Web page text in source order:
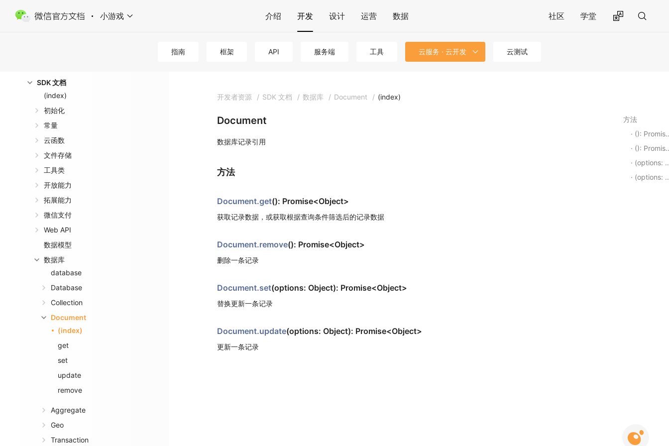
小游戏 介绍 开发 设计 运营 数据 社区 学堂
指南 框架 API 服务端 工具 云服务 · 云开发 云测试
SDK 文档
(index)
初始化
常量
云函数
文件存储
工具类
开放能力
拓展能力
微信支付
Web API
数据模型
数据库
database
Database
Collection
Document
(index)
get
set
update
remove
Aggregate
Geo
Transaction
开发者资源 / SDK 文档 / 数据库 / Document / (index)
Document
数据库记录引用
方法
Document.get(): Promise<Object>
获取记录数据，或获取根据查询条件筛选后的记录数据
Document.remove(): Promise<Object>
删除一条记录
Document.set(options: Object): Promise<Object>
替换更新一条记录
Document.update(options: Object): Promise<Object>
更新一条记录
方法
(): Promise<Object>
(): Promise<Object>
(options: Object): Promise<Object>
(options: Object): Promise<Object>